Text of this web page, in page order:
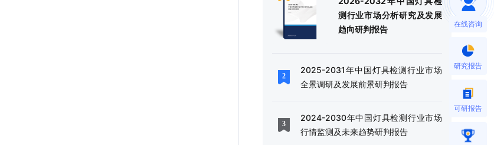
测行业市场分析研究及发展
趋向研判报告
2025-2031年中国灯具检测行业市场
全景调研及发展前景研判报告
2024-2030年中国灯具检测行业市场
行情监测及未来趋势研判报告
在线咨询
研究报告
可研报告